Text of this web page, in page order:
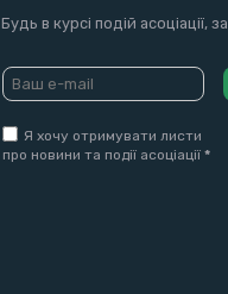
Будь в курсі подій асоціації,
Я хочу отримувати листи
про новини та події асоціації *